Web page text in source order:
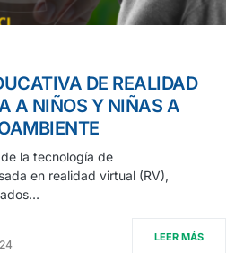
DE REALIDAD
A NIÑOS Y NIÑAS A
la tecnología de
en realidad virtual (RV),
LEER MÁS